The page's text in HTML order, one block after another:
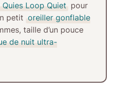
Quies Loop Quiet pour
petit oreiller gonflable
taille d’un pouce
de nuit ultra-